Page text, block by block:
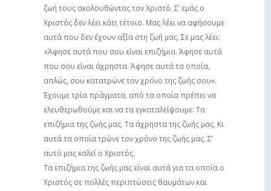
ζωή τους ακολουθώντας τον Χριστό. Σ’ εμάς ο
Χριστός δεν λέει κάτι τέτοιο. Μας λέει να αφήσουμε
αυτά που δεν έχουν αξία στη ζωή μας. Σε μας λέει:
«Άφησε αυτά που σου είναι επιζήμια. Άφησε αυτά
που σου είναι άχρηστα. Άφησε αυτά τα οποία,
απλώς, σου κατατρώνε τον χρόνο της ζωής σου».
Έχουμε τρία πράγματα, από τα οποία πρέπει να
ελευθερωθούμε και να τα εγκαταλείψουμε: Τα
επιζήμια της ζωής μας. Τα άχρηστα της ζωής μας. Κι
αυτά τα οποία τρώνε τον χρόνο της ζωής μας. Σ’
αυτό μας καλεί ο Χριστός.
Τα επιζήμια της ζωής μας είναι αυτά για τα οποία ο
Χριστός σε πολλές περιπτώσεις θαυμάτων και